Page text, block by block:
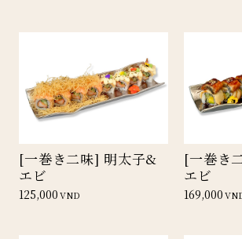
[一巻き二味] 明太子&
エビ
125,000VND
[一巻き
エビ
169,000